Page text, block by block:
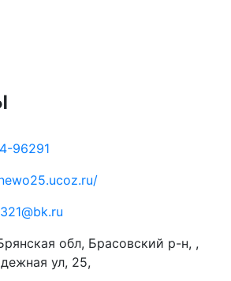
96291
обл, Брасовский р-н, ,
ул, 25,